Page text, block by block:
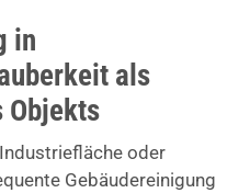
in
als
oder
Gebäudereinigung